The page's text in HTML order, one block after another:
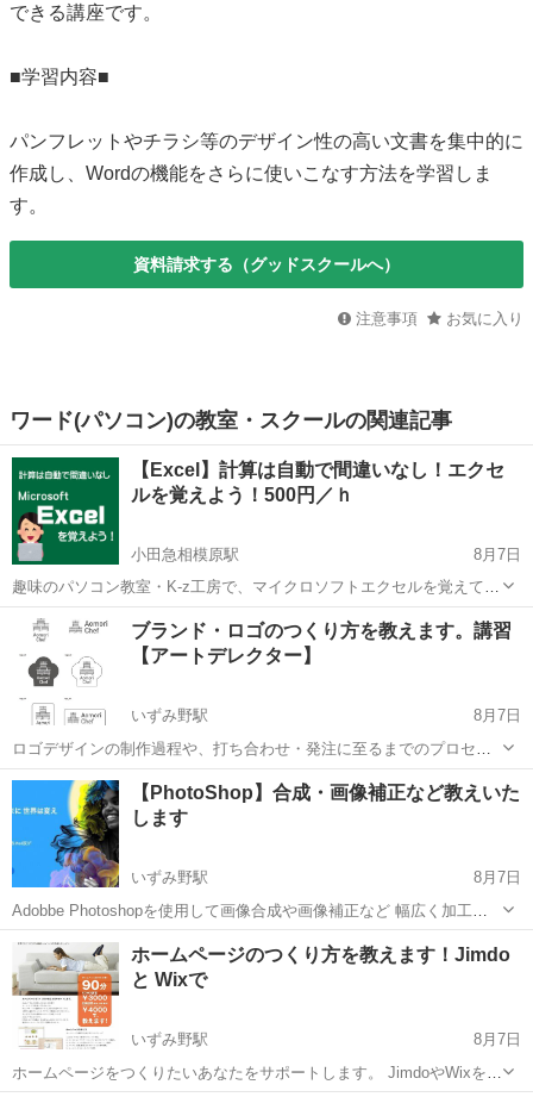
できる講座です。
■学習内容■
パンフレットやチラシ等のデザイン性の高い文書を集中的に
作成し、Wordの機能をさらに使いこなす方法を学習しま
す。
資料請求する（グッドスクールへ）
注意事項 お気に入り
ワード(パソコン)の教室・スクールの関連記事
【Excel】計算は自動で間違いなし！エクセ
ルを覚えよう！500円／ｈ
小田急相模原駅
8月7日
趣味のパソコン教室・K-z工房で、マイクロソフトエクセルを覚えてみ
ませんか？ エクセル（Excel）が、パソコンに入っていたけどこれっ
て何？ 使ったことないんだけど、どうやってつかうの？ という方も多
いはず。 ...
神奈川 相模原市 小田急相模原駅 エクセル 工房
ブランド・ロゴのつくり方を教えます。講習
【アートデレクター】
いずみ野駅
8月7日
ロゴデザインの制作過程や、打ち合わせ・発注に至るまでのプロセス
は、 デザイン会社によっても様々、また個別のデザイナーによっても
異なります。 デザイナーとのミーテイングに知識がなくて躊躇してし
まう。 そんな方をサポートす...
神奈川 横浜市 Illustrator ロゴデザイン
【PhotoShop】合成・画像補正など教えいた
します
いずみ野駅
8月7日
Adobbe Photoshopを使用して画像合成や画像補正など 幅広く加工法
を教えいたします。 印刷入稿・看板出力など仕様に合わせたファイル
の作成方法もOKです。 クライアントから提供された素材を色調補正
して質感...
神奈川 横浜市 パソコン Adobe
ホームページのつくり方を教えます！Jimdo
と Wixで
いずみ野駅
8月7日
ホームページをつくりたいあなたをサポートします。 JimdoやWixを活